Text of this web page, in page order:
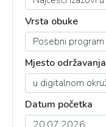
Vrsta obuke
Mjesto održavanja
Datum početka